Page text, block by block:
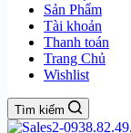
Sản Phẩm
Tài khoản
Thanh toán
Trang Chủ
Wishlist
Tìm kiếm